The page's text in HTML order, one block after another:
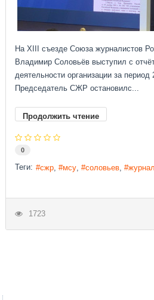
На XIII съезде Союза журналистов
Владимир Соловьёв выступил с
деятельности организации за период
Председатель СЖР остановилс...
Продолжить чтение
0
Теги: сжр мсу соловьев
1723